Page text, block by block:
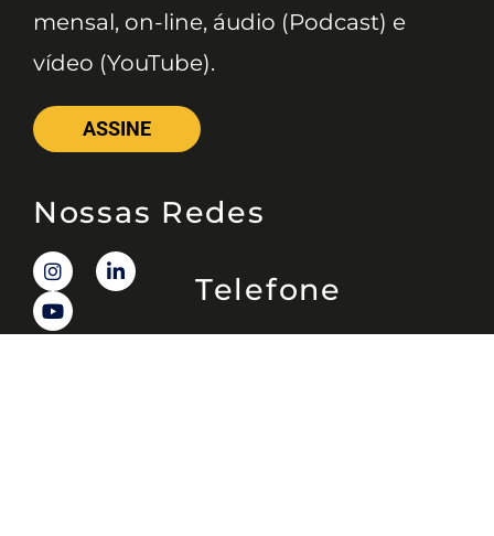
mensal, on-line, áudio (Podcast) e
vídeo (YouTube).
ASSINE
Nossas Redes
Telefone